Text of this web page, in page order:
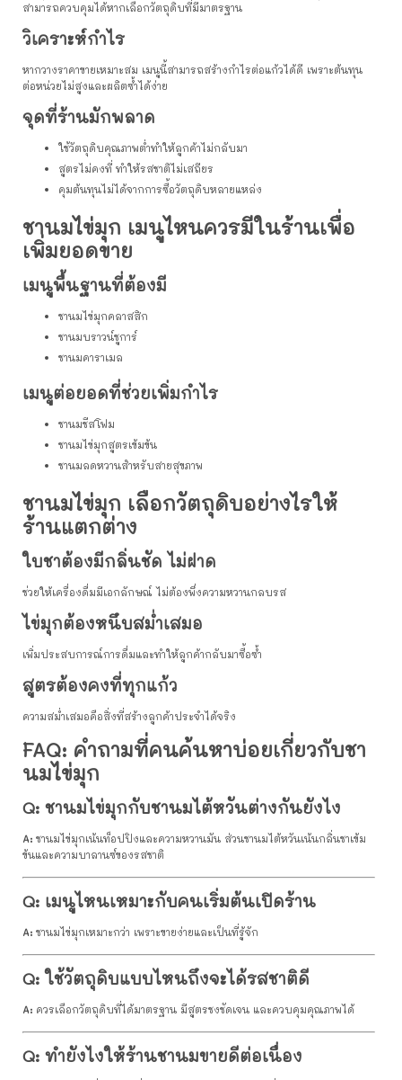
สามารถควบคุมได้หากเลือกวัตถุดิบที่มีมาตรฐาน
วิเคราะห์กำไร
หากวางราคาขายเหมาะสม เมนูนี้สามารถสร้างกำไรต่อแก้วได้ดี เพราะต้นทุน
ต่อหน่วยไม่สูงและผลิตซ้ำได้ง่าย
จุดที่ร้านมักพลาด
ใช้วัตถุดิบคุณภาพต่ำทำให้ลูกค้าไม่กลับมา
สูตรไม่คงที่ ทำให้รสชาติไม่เสถียร
คุมต้นทุนไม่ได้จากการซื้อวัตถุดิบหลายแหล่ง
ชานมไข่มุก เมนูไหนควรมีในร้านเพื่อ
เพิ่มยอดขาย
เมนูพื้นฐานที่ต้องมี
ชานมไข่มุกคลาสสิก
ชานมบราวน์ชูการ์
ชานมคาราเมล
เมนูต่อยอดที่ช่วยเพิ่มกำไร
ชานมชีสโฟม
ชานมไข่มุกสูตรเข้มข้น
ชานมลดหวานสำหรับสายสุขภาพ
ชานมไข่มุก เลือกวัตถุดิบอย่างไรให้
ร้านแตกต่าง
ใบชาต้องมีกลิ่นชัด ไม่ฝาด
ช่วยให้เครื่องดื่มมีเอกลักษณ์ ไม่ต้องพึ่งความหวานกลบรส
ไข่มุกต้องหนึบสม่ำเสมอ
เพิ่มประสบการณ์การดื่มและทำให้ลูกค้ากลับมาซื้อซ้ำ
สูตรต้องคงที่ทุกแก้ว
ความสม่ำเสมอคือสิ่งที่สร้างลูกค้าประจำได้จริง
FAQ: คำถามที่คนค้นหาบ่อยเกี่ยวกับชา
นมไข่มุก
Q: ชานมไข่มุกกับชานมไต้หวันต่างกันยังไง
A: ชานมไข่มุกเน้นท็อปปิงและความหวานมัน ส่วนชานมไต้หวันเน้นกลิ่นชาเข้ม
ข้นและความบาลานซ์ของรสชาติ
Q: เมนูไหนเหมาะกับคนเริ่มต้นเปิดร้าน
A: ชานมไข่มุกเหมาะกว่า เพราะขายง่ายและเป็นที่รู้จัก
Q: ใช้วัตถุดิบแบบไหนถึงจะได้รสชาติดี
A: ควรเลือกวัตถุดิบที่ได้มาตรฐาน มีสูตรชงชัดเจน และควบคุมคุณภาพได้
Q: ทำยังไงให้ร้านชานมขายดีต่อเนื่อง